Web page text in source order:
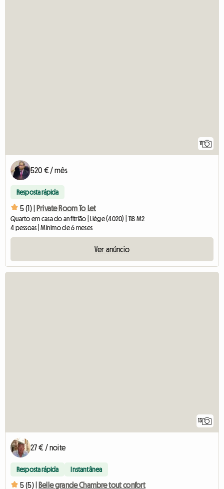
11
520 € / mês
Resposta rápida
5 (1) | Private Room To Let
Quarto em casa do anfitrião | Liège (4020) | 118 M2
4 pessoas | Mínimo de 6 meses
Ver anúncio
13
27 € / noite
Resposta rápida Instantânea
5 (5) | Belle grande Chambre tout confort